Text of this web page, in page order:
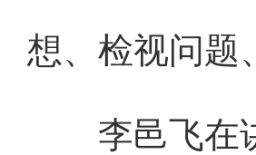
想、检视问题
李邑飞在讲